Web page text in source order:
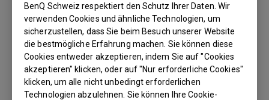
BenQ Schweiz respektiert den Schutz Ihrer Daten. Wir
verwenden Cookies und ähnliche Technologien, um
sicherzustellen, dass Sie beim Besuch unserer Website
die bestmögliche Erfahrung machen. Sie können diese
Cookies entweder akzeptieren, indem Sie auf "Cookies
akzeptieren" klicken, oder auf "Nur erforderliche Cookies"
klicken, um alle nicht unbedingt erforderlichen
Technologien abzulehnen. Sie können Ihre Cookie-
Treiber
MP